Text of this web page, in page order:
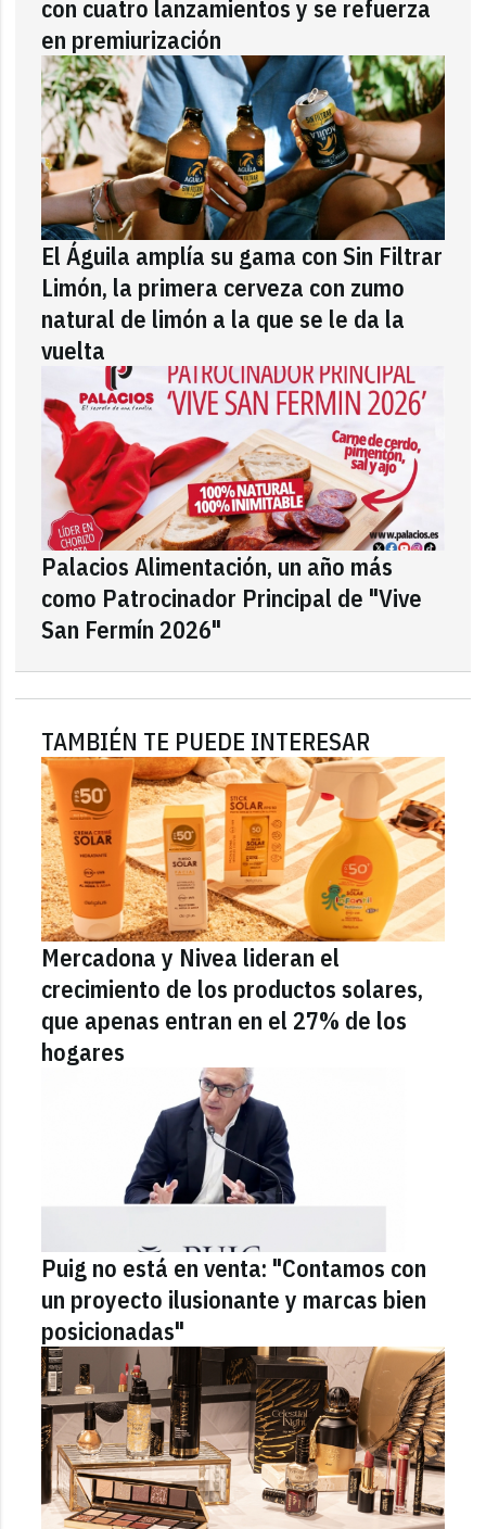
con cuatro lanzamientos y se refuerza
en premiurización
El Águila amplía su gama con Sin Filtrar
Limón, la primera cerveza con zumo
natural de limón a la que se le da la
vuelta
Palacios Alimentación, un año más
como Patrocinador Principal de "Vive
San Fermín 2026"
TAMBIÉN TE PUEDE INTERESAR
Mercadona y Nivea lideran el
crecimiento de los productos solares,
que apenas entran en el 27% de los
hogares
Puig no está en venta: "Contamos con
un proyecto ilusionante y marcas bien
posicionadas"